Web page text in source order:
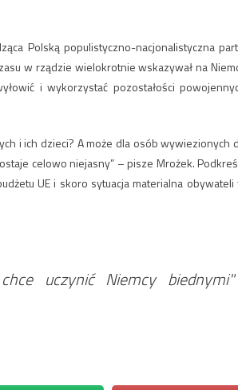
Polską populistyczno-nacjonalistyczna
w rządzie wielokrotnie wskazywał na
i wykorzystać pozostałości
i ich dzieci? A może dla osób wywiezionych
celowo niejasny” – pisze Mrożek.
UE i skoro sytuacja materialna obywateli
uczynić Niemcy biednymi"